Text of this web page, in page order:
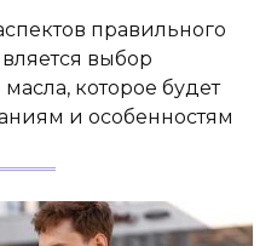
правильного
выбор
которое будет
и особенностям